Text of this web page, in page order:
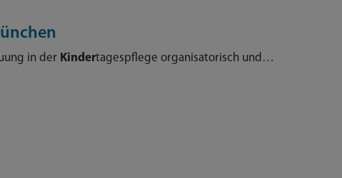
in der Kindertagespflege organisatorisch und…